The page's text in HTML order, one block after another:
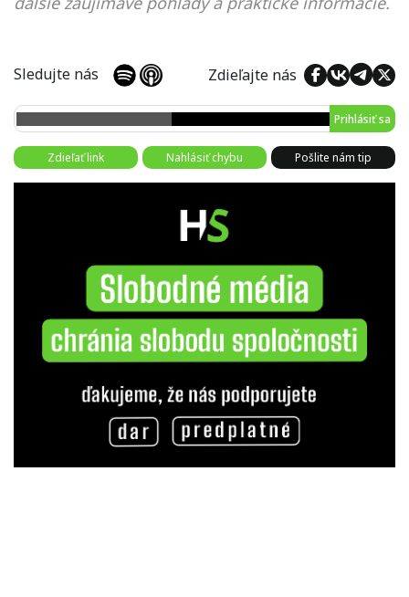
Sledujte nás Zdieľajte nás
Prihlásiť sa
Zdieľať link Nahlásiť chybu Pošlite nám tip